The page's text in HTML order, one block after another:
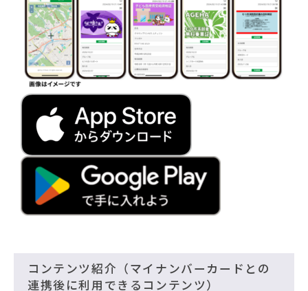
コンテンツ紹介（マイナンバーカードとの
連携後に利用できるコンテンツ）